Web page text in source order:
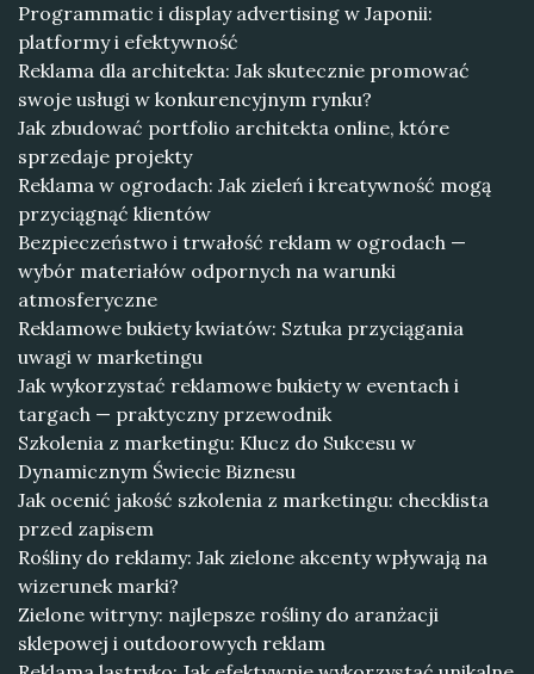
Programmatic i display advertising w Japonii:
platformy i efektywność
Reklama dla architekta: Jak skutecznie promować
swoje usługi w konkurencyjnym rynku?
Jak zbudować portfolio architekta online, które
sprzedaje projekty
Reklama w ogrodach: Jak zieleń i kreatywność mogą
przyciągnąć klientów
Bezpieczeństwo i trwałość reklam w ogrodach —
wybór materiałów odpornych na warunki
atmosferyczne
Reklamowe bukiety kwiatów: Sztuka przyciągania
uwagi w marketingu
Jak wykorzystać reklamowe bukiety w eventach i
targach — praktyczny przewodnik
Szkolenia z marketingu: Klucz do Sukcesu w
Dynamicznym Świecie Biznesu
Jak ocenić jakość szkolenia z marketingu: checklista
przed zapisem
Rośliny do reklamy: Jak zielone akcenty wpływają na
wizerunek marki?
Zielone witryny: najlepsze rośliny do aranżacji
sklepowej i outdoorowych reklam